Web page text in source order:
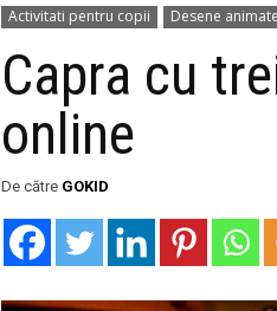
Activitati pentru copii Desene
Capra cu
online
De către GOKID